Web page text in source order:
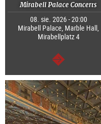
Mirabell Palace Concerts
08. sie. 2026 - 20:00
Mirabell Palace, Marble Hall,
Mirabellplatz 4
dalej